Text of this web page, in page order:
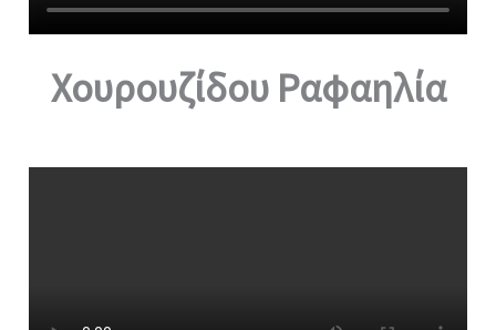
Χουρουζίδου Ραφαηλία